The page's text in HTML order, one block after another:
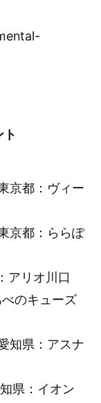
京都：ヴィー
京都：ららぽ
アリオ川口
のキューズ
知県：アスナ
県：イオン